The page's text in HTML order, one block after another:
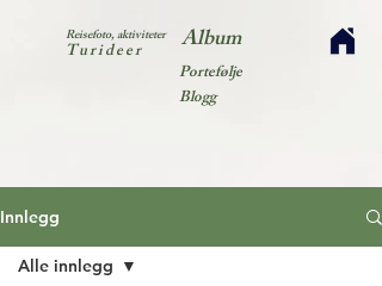
Reisefoto, aktiviteter
Turideer Album
Portefølje
Blogg
Innlegg
Alle innlegg